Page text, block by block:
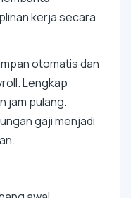
kerja secara
otomatis dan
. Lengkap
jam pulang.
gaji menjadi